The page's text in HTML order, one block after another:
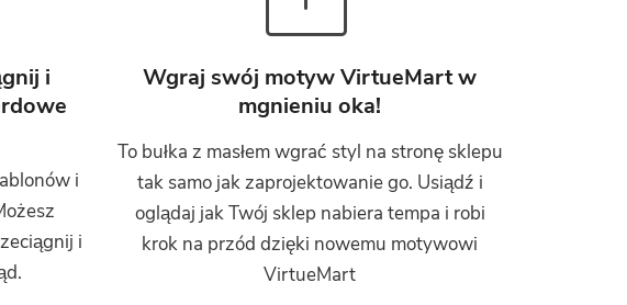
i
i
i
Wgraj swój motyw VirtueMart w
mgnieniu oka!
To bułka z masłem wgrać styl na stronę sklepu
tak samo jak zaprojektowanie go. Usiądź i
oglądaj jak Twój sklep nabiera tempa i robi
krok na przód dzięki nowemu motywowi
VirtueMart